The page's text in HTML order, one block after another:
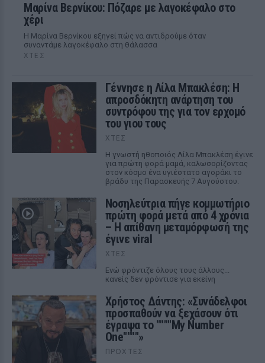
Μαρίνα Βερνίκου: Πόζαρε με λαγοκέφαλο στο
χέρι
Η Μαρίνα Βερνίκου εξηγεί πώς να αντιδρούμε όταν
συναντάμε λαγοκέφαλο στη θάλασσα
ΧΤΕΣ
Γέννησε η Λίλα Μπακλέση: Η
απροσδόκητη ανάρτηση του
συντρόφου της για τον ερχομό
του γιου τους
ΧΤΕΣ
Η γνωστή ηθοποιός Λίλα Μπακλέση έγινε
για πρώτη φορά μαμά, καλωσορίζοντας
στον κόσμο ένα υγιέστατο αγοράκι το
βράδυ της Παρασκευής 7 Αυγούστου.
Νοσηλεύτρια πήγε κομμωτήριο
πρώτη φορά μετά από 4 χρόνια
– Η απίθανη μεταμόρφωσή της
έγινε viral
ΧΤΕΣ
Ενώ φρόντιζε όλους τους άλλους...
κανείς δεν φρόντισε για εκείνη
Χρήστος Δάντης: «Συνάδελφοι
προσπαθούν να ξεχάσουν ότι
έγραψα το """"My Number
One""""»
ΠΡΟΧΤΈΣ